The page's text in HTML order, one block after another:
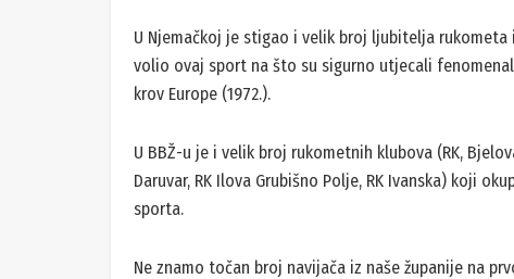
U Njemačkoj je stigao i velik broj ljubitelja
volio ovaj sport na što su sigurno utjecali
krov Europe (1972.).
U BBŽ-u je i velik broj rukometnih klubova (RK,
Daruvar, RK Ilova Grubišno Polje, RK Ivanska) koji
sporta.
Ne znamo točan broj navijača iz naše županije na